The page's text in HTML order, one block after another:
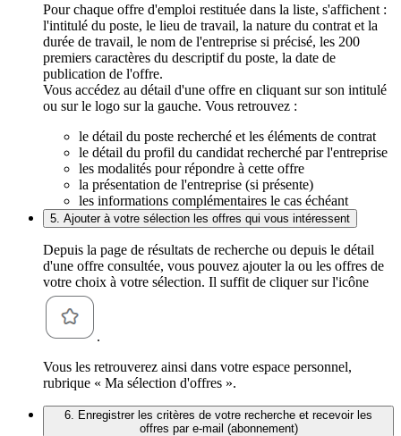
Pour chaque offre d'emploi restituée dans la liste, s'affichent :
l'intitulé du poste, le lieu de travail, la nature du contrat et la
durée de travail, le nom de l'entreprise si précisé, les 200
premiers caractères du descriptif du poste, la date de
publication de l'offre.
Vous accédez au détail d'une offre en cliquant sur son intitulé
ou sur le logo sur la gauche. Vous retrouvez :
le détail du poste recherché et les éléments de contrat
le détail du profil du candidat recherché par l'entreprise
les modalités pour répondre à cette offre
la présentation de l'entreprise (si présente)
les informations complémentaires le cas échéant
5. Ajouter à votre sélection les offres qui vous intéressent
Depuis la page de résultats de recherche ou depuis le détail
d'une offre consultée, vous pouvez ajouter la ou les offres de
votre choix à votre sélection. Il suffit de cliquer sur l'icône
.
Vous les retrouverez ainsi dans votre espace personnel,
rubrique « Ma sélection d'offres ».
6. Enregistrer les critères de votre recherche et recevoir les
offres par e-mail (abonnement)